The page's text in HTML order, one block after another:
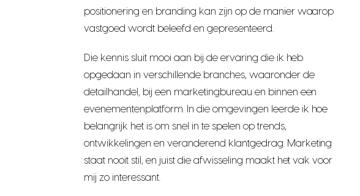
positionering en branding kan zijn op de manier waarop
vastgoed wordt beleefd en gepresenteerd.
Die kennis sluit mooi aan bij de ervaring die ik heb
opgedaan in verschillende branches, waaronder de
detailhandel, bij een marketingbureau en binnen een
evenementenplatform. In die omgevingen leerde ik hoe
belangrijk het is om snel in te spelen op trends,
ontwikkelingen en veranderend klantgedrag. Marketing
staat nooit stil, en juist die afwisseling maakt het vak voor
mij zo interessant.